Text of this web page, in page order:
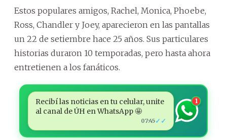
Estos populares amigos, Rachel, Monica, Phoebe,
Ross, Chandler y Joey, aparecieron en las pantallas
un 22 de setiembre hace 25 años. Sus particulares
historias duraron 10 temporadas, pero hasta ahora
entretienen a los fanáticos.
Recibí las noticias en tu celular, unite
al canal de ÚH en WhatsApp 🤩
07:45✓✓
1